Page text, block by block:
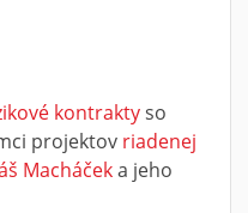
kontraktyso
projektov riadenej
Macháčeka jeho